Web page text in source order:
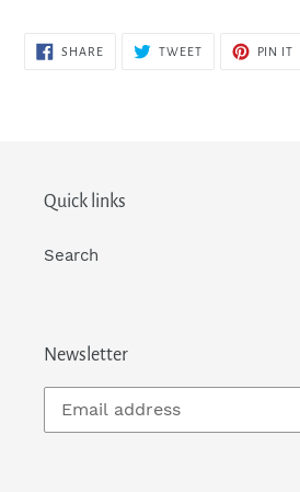
SHARESHARE
TWEETTWEET
PIN IT
Quick links
Search
Newsletter